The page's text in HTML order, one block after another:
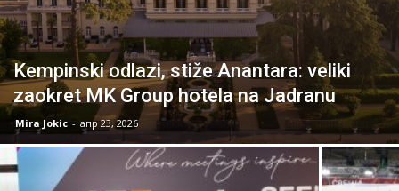
Kempinski odlazi, stiže Anantara: veliki
zaokret MK Group hotela na Jadranu
Mira Jokic - апр 23, 2026